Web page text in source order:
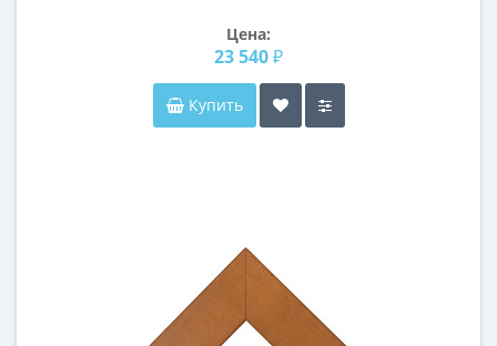
Цена:
23 540 ₽
Купить